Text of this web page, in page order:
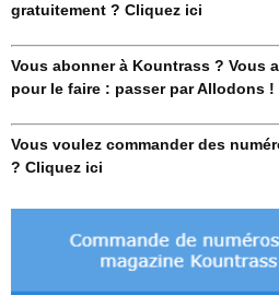
gratuitement ? Cliquez ici
Vous abonner à Kountrass ? Vous
pour le faire : passer par Allodons !
Vous voulez commander des
? Cliquez ici